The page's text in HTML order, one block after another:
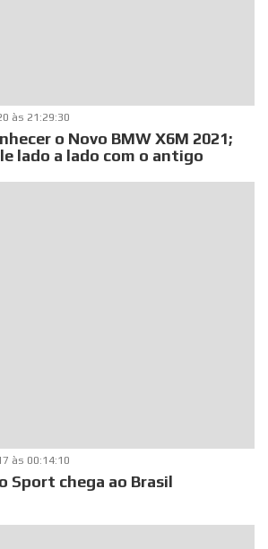
às 21:29:30
o Novo BMW X6M 2021;
lado a lado com o antigo
às 00:14:10
Sport chega ao Brasil